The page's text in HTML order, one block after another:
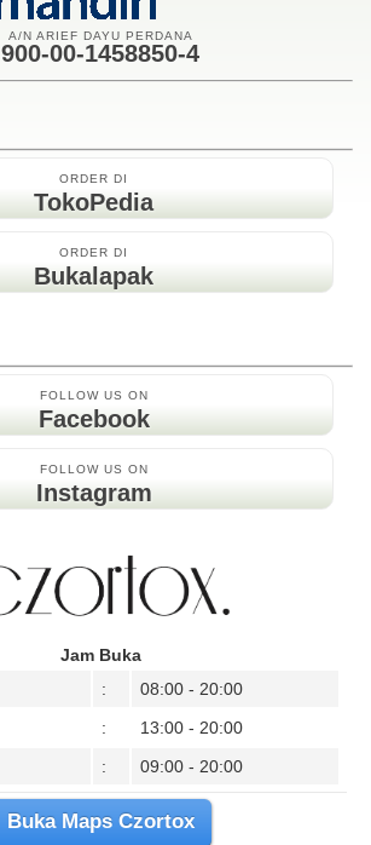
A/N ARIEF DAYU PERDANA
900-00-1458850-4
ORDER DI
TokoPedia
ORDER DI
Bukalapak
FOLLOW US ON
Facebook
FOLLOW US ON
Instagram
Jam Buka
:
08:00 - 20:00
:
13:00 - 20:00
: 09:00 - 20:00
Buka Maps Czortox